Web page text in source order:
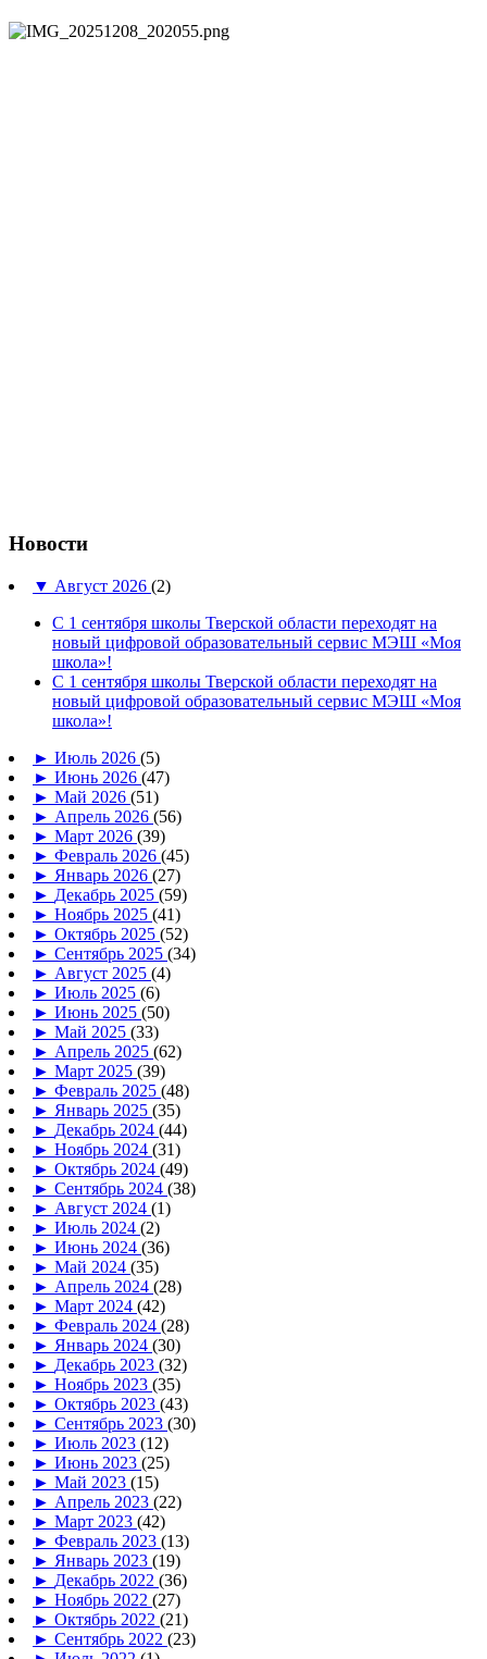
Новости
▼ Август 2026 (2)
С 1 сентября школы Тверской области переходят на
новый цифровой образовательный сервис МЭШ «Моя
школа»!
С 1 сентября школы Тверской области переходят на
новый цифровой образовательный сервис МЭШ «Моя
школа»!
► Июль 2026 (5)
► Июнь 2026 (47)
► Май 2026 (51)
► Апрель 2026 (56)
► Март 2026 (39)
► Февраль 2026 (45)
► Январь 2026 (27)
► Декабрь 2025 (59)
► Ноябрь 2025 (41)
► Октябрь 2025 (52)
► Сентябрь 2025 (34)
► Август 2025 (4)
► Июль 2025 (6)
► Июнь 2025 (50)
► Май 2025 (33)
► Апрель 2025 (62)
► Март 2025 (39)
► Февраль 2025 (48)
► Январь 2025 (35)
► Декабрь 2024 (44)
► Ноябрь 2024 (31)
► Октябрь 2024 (49)
► Сентябрь 2024 (38)
► Август 2024 (1)
► Июль 2024 (2)
► Июнь 2024 (36)
► Май 2024 (35)
► Апрель 2024 (28)
► Март 2024 (42)
► Февраль 2024 (28)
► Январь 2024 (30)
► Декабрь 2023 (32)
► Ноябрь 2023 (35)
► Октябрь 2023 (43)
► Сентябрь 2023 (30)
► Июль 2023 (12)
► Июнь 2023 (25)
► Май 2023 (15)
► Апрель 2023 (22)
► Март 2023 (42)
► Февраль 2023 (13)
► Январь 2023 (19)
► Декабрь 2022 (36)
► Ноябрь 2022 (27)
► Октябрь 2022 (21)
► Сентябрь 2022 (23)